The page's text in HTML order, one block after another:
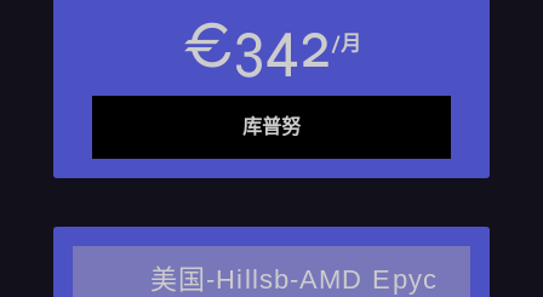
€342/月
库普努
美国-Hillsb-AMD Epyc